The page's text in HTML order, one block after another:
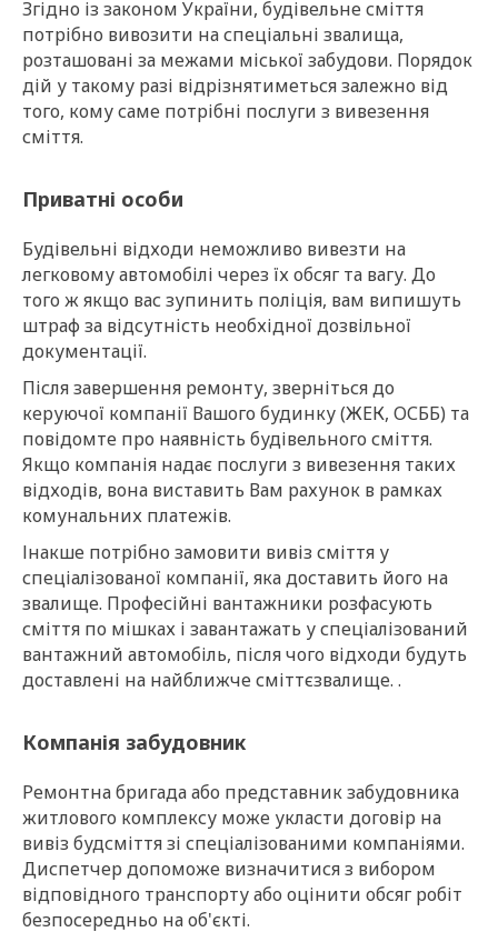
Згідно із законом України, будівельне сміття
потрібно вивозити на спеціальні звалища,
розташовані за межами міської забудови. Порядок
дій у такому разі відрізнятиметься залежно від
того, кому саме потрібні послуги з вивезення
сміття.
Приватні особи
Будівельні відходи неможливо вивезти на
легковому автомобілі через їх обсяг та вагу. До
того ж якщо вас зупинить поліція, вам випишуть
штраф за відсутність необхідної дозвільної
документації.
Після завершення ремонту, зверніться до
керуючої компанії Вашого будинку (ЖЕК, ОСББ) та
повідомте про наявність будівельного сміття.
Якщо компанія надає послуги з вивезення таких
відходів, вона виставить Вам рахунок в рамках
комунальних платежів.
Інакше потрібно замовити вивіз сміття у
спеціалізованої компанії, яка доставить його на
звалище. Професійні вантажники розфасують
сміття по мішках і завантажать у спеціалізований
вантажний автомобіль, після чого відходи будуть
доставлені на найближче сміттєзвалище. .
Компанія забудовник
Ремонтна бригада або представник забудовника
житлового комплексу може укласти договір на
вивіз будсміття зі спеціалізованими компаніями.
Диспетчер допоможе визначитися з вибором
відповідного транспорту або оцінити обсяг робіт
безпосередньо на об'єкті.